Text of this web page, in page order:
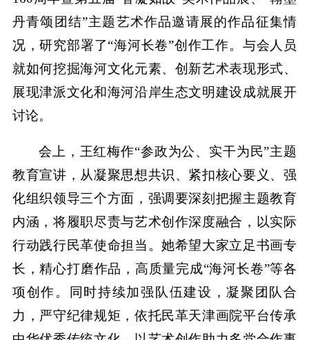
丹青颂团结”主题艺术作品邀请展的作品征集情
况，研究部署了“海河长卷”创作工作。与会人员
就如何挖掘海河文化元素、创新艺术表现形式、
展现津派文化和海河沿岸生态文明建设成就展开
讨论。
会上，王红梅作“参政为公、实干为民”主题
教育宣讲，从凝聚思想共识、紧扣核心要义、强
化组织领导三个方面，强调要深刻把握主题教育
内涵，将履职尽责与艺术创作深度融合，以实际
行动践行民革使命担当。她希望大家立足书画专
长，精心打磨作品，高质量完成“海河长卷”等各
项创作。同时持续加强队伍建设，凝聚团队合
力，严守纪律规矩，依托民革天津画院平台传承